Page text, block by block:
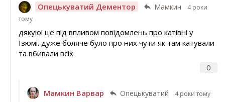
Опецькуватий Дементор Мамкин
4 роки
тому
0
дякую! це під впливом повідомлень про катівні у
Ізюмі. дуже боляче було про них чути як там катували
та вбивали всіх
Мамкин Варвар Опецькуватий 4 роки тому